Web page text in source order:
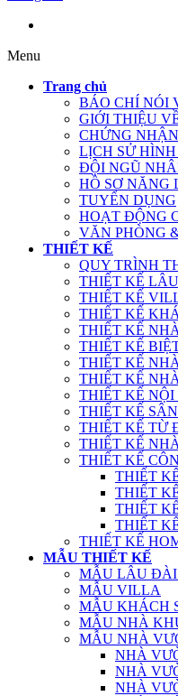
Menu
Trang chủ
BÁO CHÍ NÓI
GIỚI THIỆU
CHỨNG
LỊCH SỬ
ĐỘI NGŨ
HỒ SƠ NĂNG
TUYỂN DỤNG
HOẠT ĐỘNG
VĂN PHÒNG
THIẾT KẾ
QUY TRÌNH
THIẾT KẾ
THIẾT KẾ
THIẾT KẾ
THIẾT KẾ
THIẾT KẾ
THIẾT KẾ
THIẾT KẾ
THIẾT KẾ
THIẾT KẾ
THIẾT KẾ TỪ
THIẾT KẾ
THIẾT KẾ
THIẾT
THIẾT
THIẾT
THIẾT
THIẾT KẾ
MẪU THIẾT KẾ
MẪU LÂU
MẪU VILLA
MẪU KHÁCH
MẪU NHÀ
MẪU NHÀ
NHÀ
NHÀ
NHÀ